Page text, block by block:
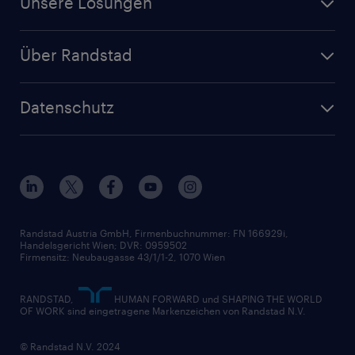
Lager & Logistik
Jetzt Personal anfragen
Randstad Operational
HR-Portal
Über Randstad
Unsere Historie
Datenschutz
Nutzungsbestimmungen
Widerrufsformular
Randstad Austria GmbH, Firmenbuchnummer: FN 166929i,
Handelsgericht Wien; DVR: 0959502
Firmensitz: Neubaugasse 43/1/1-2, 1070 Wien
RANDSTAD,
HUMAN FORWARD und SHAPING THE WORLD
OF WORK sind eingetragene Markenzeichen von Randstad N.V.
© Randstad N.V. 2024